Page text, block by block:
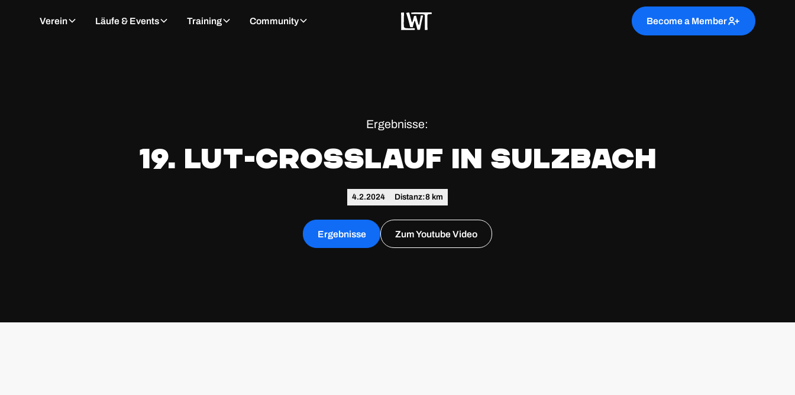
Verein Läufe & Events Training Community Become a Member
Ergebnisse:
19. LuT-Crosslauf in Sulzbach
4.2.2024 Distanz:8 km
Ergebnisse Zum Youtube Video